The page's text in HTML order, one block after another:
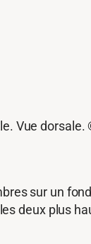
Vue dorsale.
sur un
deux plus